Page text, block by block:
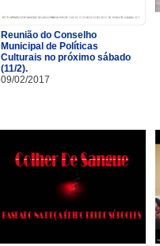
Reunião do Conselho
Municipal de Políticas
Culturais no próximo sábado
(11/2).
09/02/2017